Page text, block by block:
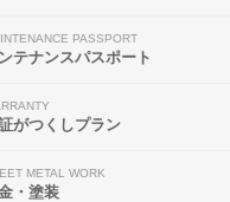
PASSPORT
テナンスパスポート
がつくしプラン
METAL WORK
・塗装